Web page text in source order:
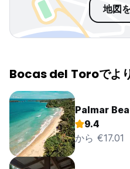
地図
Bocas del Toroでよ
Palmar
9.4
から €17.01